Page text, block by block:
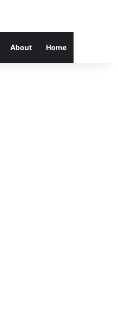
Home
About